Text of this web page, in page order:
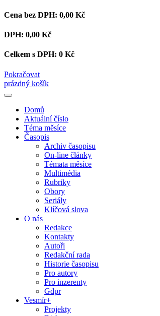
Cena bez DPH: 0,00 Kč
DPH: 0,00 Kč
Celkem s DPH: 0 Kč
Pokračovat
prázdný košík
Domů
Aktuální číslo
Téma měsíce
Časopis
Archiv časopisu
On-line články
Témata měsíce
Multimédia
Rubriky
Obory
Seriály
Klíčová slova
O nás
Redakce
Kontakty
Autoři
Redakční rada
Historie časopisu
Pro autory
Pro inzerenty
Gdpr
Vesmír+
Projekty